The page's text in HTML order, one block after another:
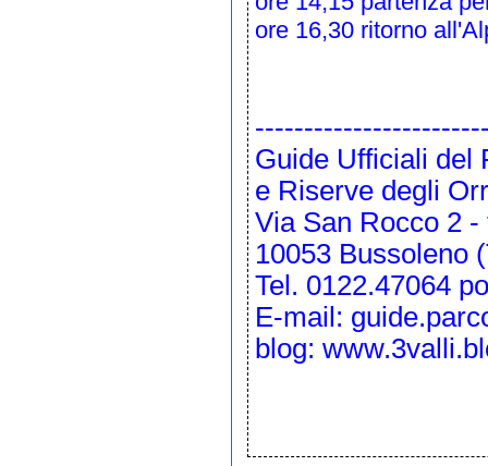
ore 16,30 ritorno
Guide Ufficiali del
e Riserve degli
Via San Rocco 2
10053 Bussoleno
Tel. 0122.47064
E-mail:
blog: